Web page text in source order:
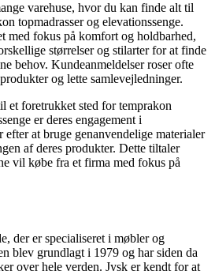
varehuse, hvor du kan finde alt til
topmadrasser og elevationssenge.
med fokus på komfort og holdbarhed,
størrelser og stilarter for at finde
behov. Kundeanmeldelser roser ofte
og lette samlevejledninger.
et foretrukket sted for temprakon
er deres engagement i
at bruge genanvendelige materialer
af deres produkter. Dette tiltaler
vil købe fra et firma med fokus på
der er specialiseret i møbler og
blev grundlagt i 1979 og har siden da
over hele verden. Jysk er kendt for at